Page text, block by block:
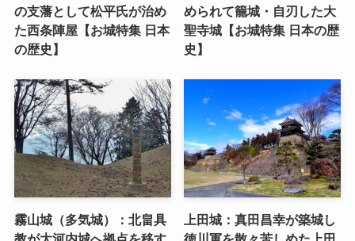
の支藩として松平氏が治め
た西条陣屋【お城特集 日本
の歴史】
められて籠城・自刃した大
聖寺城【お城特集 日本の歴
史】
霧山城（多気城）：北畠具
上田城：真田昌幸が築城し